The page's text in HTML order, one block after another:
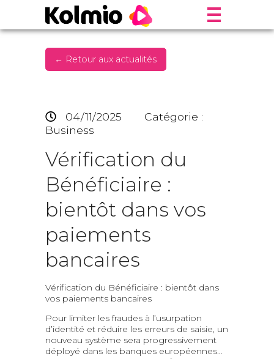
← Retour aux actualités
04/11/2025
Catégorie :
Business
Vérification du
Bénéficiaire :
bientôt dans vos
paiements
bancaires
Vérification du Bénéficiaire : bientôt dans
vos paiements bancaires
Pour limiter les fraudes à l’usurpation
d’identité et réduire les erreurs de saisie, un
nouveau système sera progressivement
déployé dans les banques européennes…